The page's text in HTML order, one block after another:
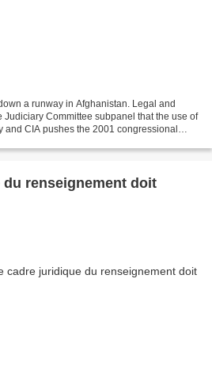
a runway in Afghanistan. Legal and
Judiciary Committee subpanel that the use of
and CIA pushes the 2001 congressional
renseignement doit